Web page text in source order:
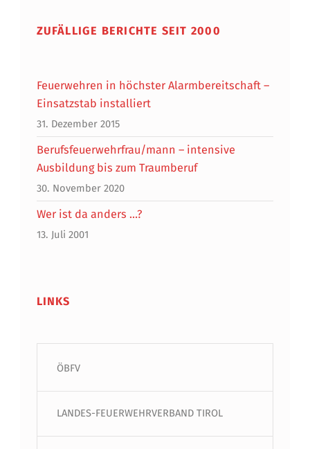
ZUFÄLLIGE BERICHTE SEIT 2000
Feuerwehren in höchster Alarmbereitschaft –
Einsatzstab installiert
31. Dezember 2015
Berufsfeuerwehrfrau/mann – intensive
Ausbildung bis zum Traumberuf
30. November 2020
Wer ist da anders …?
13. Juli 2001
LINKS
ÖBFV
LANDES-FEUERWEHRVERBAND TIROL